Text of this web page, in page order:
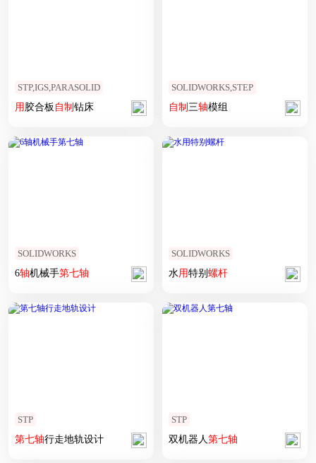
STP,IGS,PARASOLID
用胶合板 自制钻床
SOLIDWORKS,STEP
自制三轴模组
SOLIDWORKS
6轴机械手第七轴
SOLIDWORKS
水用特别螺杆
STP
第七轴行走地轨设计
STP
双机器人第七轴